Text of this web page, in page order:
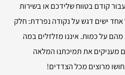
קודם בטווח שלידכם או בשירות
ישים דגש על נקודה נפרדת: חלק
על כמות. איננו מזלזלים במה
מעניקים את תמיכתנו המלאה
מרוצים מכל הצדדים!